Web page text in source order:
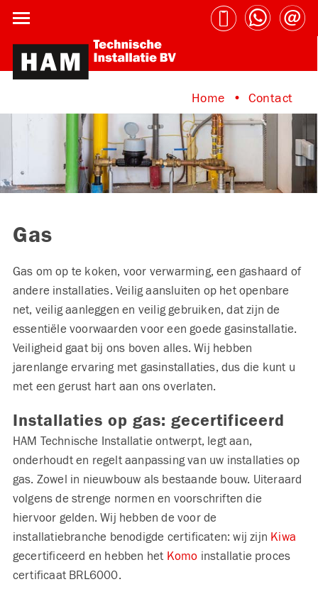
Home Contact
Gas
Gas om op te koken, voor verwarming, een gashaard of
andere installaties. Veilig aansluiten op het openbare
net, veilig aanleggen en veilig gebruiken, dat zijn de
essentiële voorwaarden voor een goede gasinstallatie.
Veiligheid gaat bij ons boven alles. Wij hebben
jarenlange ervaring met gasinstallaties, dus die kunt u
met een gerust hart aan ons overlaten.
Installaties op gas: gecertificeerd
HAM Technische Installatie ontwerpt, legt aan,
onderhoudt en regelt aanpassing van uw installaties op
gas. Zowel in nieuwbouw als bestaande bouw. Uiteraard
volgens de strenge normen en voorschriften die
hiervoor gelden. Wij hebben de voor de
installatiebranche benodigde certificaten: wij zijn Kiwa
gecertificeerd en hebben het Komo installatie proces
certificaat BRL6000.